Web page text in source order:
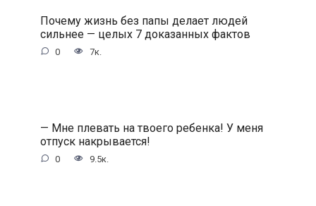
Почему жизнь без папы делает людей
сильнее — целых 7 доказанных фактов
0 7к.
— Мне плевать на твоего ребенка! У меня
отпуск накрывается!
0 9.5к.